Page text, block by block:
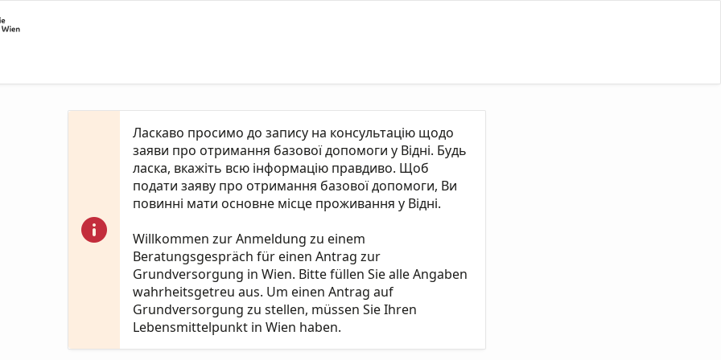
Ласкаво просимо до запису на консультацію щодо
заяви про отримання базової допомоги у Відні. Будь
ласка, вкажіть всю інформацію правдиво. Щоб
подати заяву про отримання базової допомоги, Ви
повинні мати основне місце проживання у Відні.
Willkommen zur Anmeldung zu einem
Beratungsgespräch für einen Antrag zur
Grundversorgung in Wien. Bitte füllen Sie alle Angaben
wahrheitsgetreu aus. Um einen Antrag auf
Grundversorgung zu stellen, müssen Sie Ihren
Lebensmittelpunkt in Wien haben.